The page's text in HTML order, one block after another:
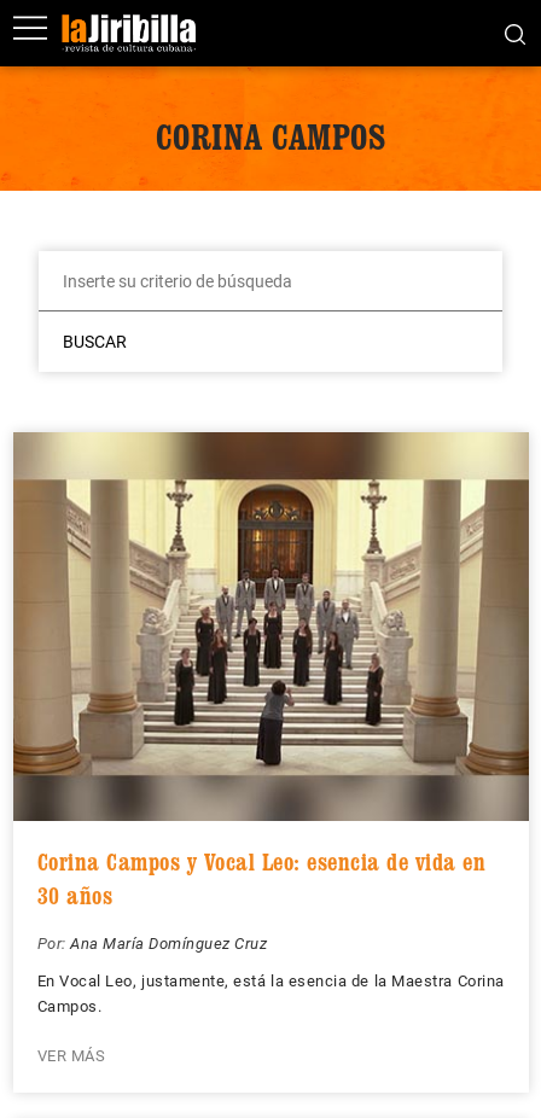
CORINA CAMPOS
BUSCAR
Corina Campos y Vocal Leo: esencia de vida en
30 años
Por: Ana María Domínguez Cruz
En Vocal Leo, justamente, está la esencia de la Maestra Corina
Campos.
VER MÁS